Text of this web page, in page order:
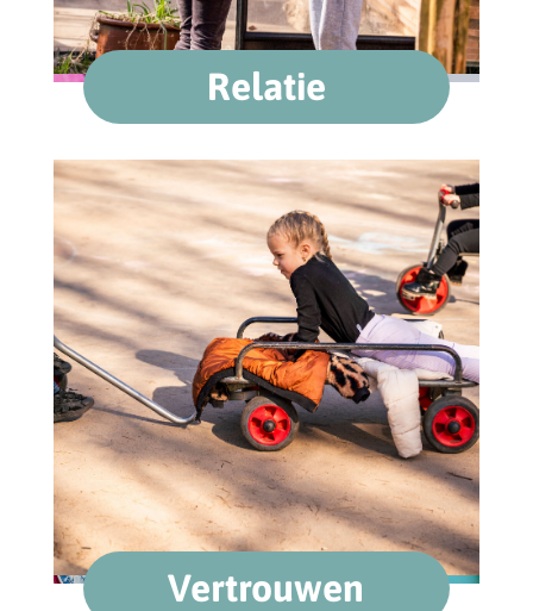
Relatie
Vertrouwen